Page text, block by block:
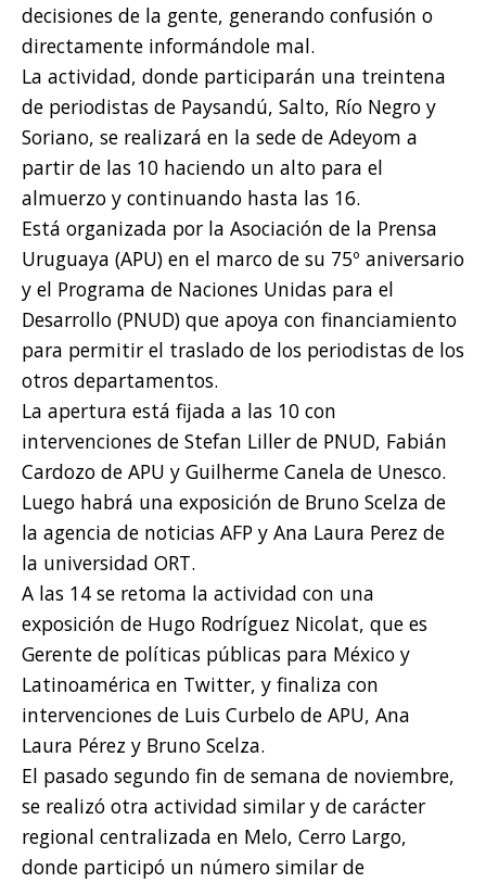
decisiones de la gente, generando confusión o
directamente informándole mal.
La actividad, donde participarán una treintena
de periodistas de Paysandú, Salto, Río Negro y
Soriano, se realizará en la sede de Adeyom a
partir de las 10 haciendo un alto para el
almuerzo y continuando hasta las 16.
Está organizada por la Asociación de la Prensa
Uruguaya (APU) en el marco de su 75º aniversario
y el Programa de Naciones Unidas para el
Desarrollo (PNUD) que apoya con financiamiento
para permitir el traslado de los periodistas de los
otros departamentos.
La apertura está fijada a las 10 con
intervenciones de Stefan Liller de PNUD, Fabián
Cardozo de APU y Guilherme Canela de Unesco.
Luego habrá una exposición de Bruno Scelza de
la agencia de noticias AFP y Ana Laura Perez de
la universidad ORT.
A las 14 se retoma la actividad con una
exposición de Hugo Rodríguez Nicolat, que es
Gerente de políticas públicas para México y
Latinoamérica en Twitter, y finaliza con
intervenciones de Luis Curbelo de APU, Ana
Laura Pérez y Bruno Scelza.
El pasado segundo fin de semana de noviembre,
se realizó otra actividad similar y de carácter
regional centralizada en Melo, Cerro Largo,
donde participó un número similar de